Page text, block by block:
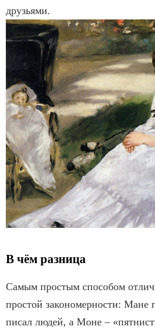
друзьями.
В чём разница
Самым простым способом
простой закономерности: Мане
писал людей, а Моне –